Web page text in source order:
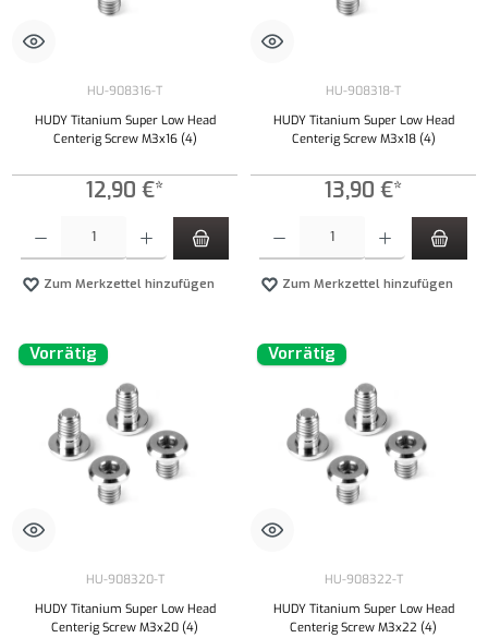
HU-908316-T
HUDY Titanium Super Low Head
Centerig Screw M3x16 (4)
12,90 €*
Zum Merkzettel hinzufügen
HU-908318-T
HUDY Titanium Super Low Head
Centerig Screw M3x18 (4)
13,90 €*
Zum Merkzettel hinzufügen
Vorrätig
HU-908320-T
HUDY Titanium Super Low Head
Centerig Screw M3x20 (4)
Vorrätig
HU-908322-T
HUDY Titanium Super Low Head
Centerig Screw M3x22 (4)